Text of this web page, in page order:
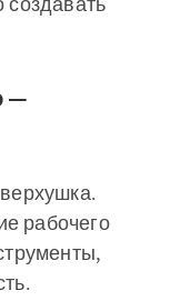
—
рабочего